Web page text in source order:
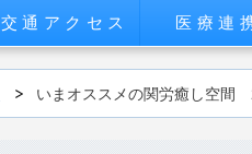
交通アクセス 医療連
いまオススメの関労癒し空間